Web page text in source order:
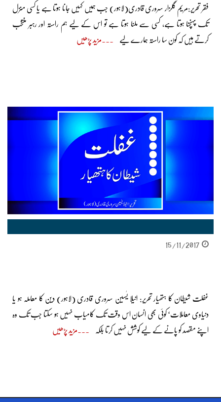
فقر تحریر:مریم گلزار سروری قادری(لاہور) جب ہمیں کہیں جانا ہوتا ہے یا کسی منزل
تک پہنچنا ہوتا ہے، کسی سے ملنا ہوتا ہے تو اس کے لیے ہم راستہ اور رہبر منتخب
کرتے ہیں کہ کون سا راستہ ہمارے لیے مزید پڑھیں
15/11/2017
غفلت شیطان کا ہتھیار تحریر: انیلا یٰسین سروری قادری (لاہور) دین کا معاملہ ہو یا
دنیاوی معاملات‘ کوئی بھی انسان اس وقت تک کامیاب نہیں ہو سکتا جب تک وہ
اپنے مقصد کو پانے کے لیے کوشش نہیں کرتا بلکہ مزید پڑھیں